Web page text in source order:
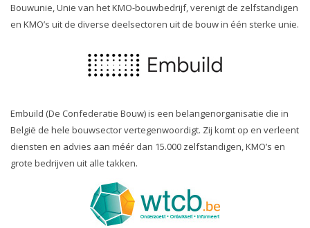
Bouwunie, Unie van het KMO-bouwbedrijf, verenigt de zelfstandigen
en KMO’s uit de diverse deelsectoren uit de bouw in één sterke unie.
Embuild (De Confederatie Bouw) is een belangenorganisatie die in
België de hele bouwsector vertegenwoordigt. Zij komt op en verleent
diensten en advies aan méér dan 15.000 zelfstandigen, KMO’s en
grote bedrijven uit alle takken.